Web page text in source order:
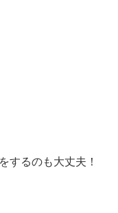
するのも大丈夫！